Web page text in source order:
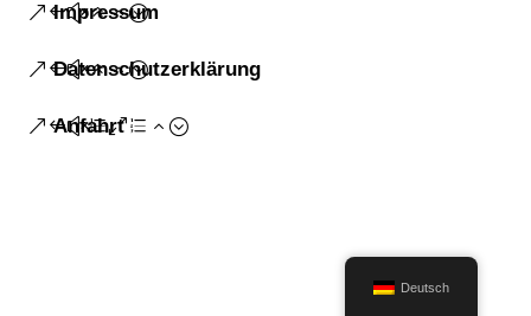
Impressum
Datenschutzerklärung
Anfahrt
Deutsch